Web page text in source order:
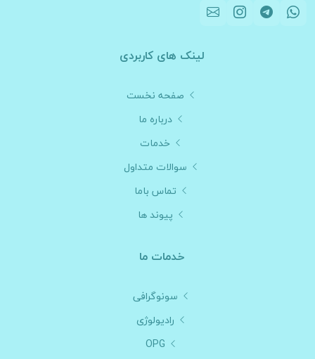
لینک های کاربردی
صفحه نخست
درباره ما
خدمات
سوالات متداول
تماس باما
پیوند ها
خدمات ما
سونوگرافی
رادیولوژی
OPG